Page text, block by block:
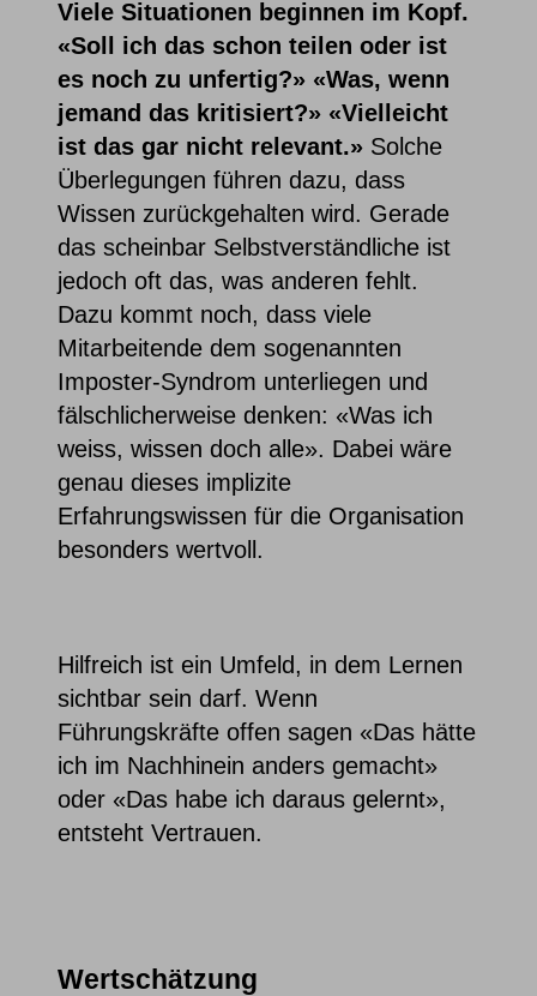
Viele Situationen beginnen im Kopf.
«Soll ich das schon teilen oder ist
es noch zu unfertig?» «Was, wenn
jemand das kritisiert?» «Vielleicht
ist das gar nicht relevant.» Solche
Überlegungen führen dazu, dass
Wissen zurückgehalten wird. Gerade
das scheinbar Selbstverständliche ist
jedoch oft das, was anderen fehlt.
Dazu kommt noch, dass viele
Mitarbeitende dem sogenannten
Imposter-Syndrom unterliegen und
fälschlicherweise denken: «Was ich
weiss, wissen doch alle». Dabei wäre
genau dieses implizite
Erfahrungswissen für die Organisation
besonders wertvoll.
Hilfreich ist ein Umfeld, in dem Lernen
sichtbar sein darf. Wenn
Führungskräfte offen sagen «Das hätte
ich im Nachhinein anders gemacht»
oder «Das habe ich daraus gelernt»,
entsteht Vertrauen.
Wertschätzung